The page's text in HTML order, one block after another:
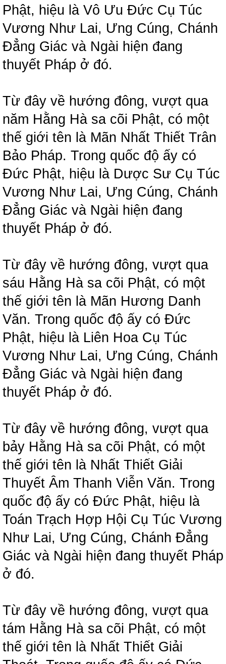
Phật, hiệu là Vô Ưu Đức Cụ Túc
Vương Như Lai, Ưng Cúng, Chánh
Đẳng Giác và Ngài hiện đang
thuyết Pháp ở đó.
Từ đây về hướng đông, vượt qua
năm Hằng Hà sa cõi Phật, có một
thế giới tên là Mãn Nhất Thiết Trân
Bảo Pháp. Trong quốc độ ấy có
Đức Phật, hiệu là Dược Sư Cụ Túc
Vương Như Lai, Ưng Cúng, Chánh
Đẳng Giác và Ngài hiện đang
thuyết Pháp ở đó.
Từ đây về hướng đông, vượt qua
sáu Hằng Hà sa cõi Phật, có một
thế giới tên là Mãn Hương Danh
Văn. Trong quốc độ ấy có Đức
Phật, hiệu là Liên Hoa Cụ Túc
Vương Như Lai, Ưng Cúng, Chánh
Đẳng Giác và Ngài hiện đang
thuyết Pháp ở đó.
Từ đây về hướng đông, vượt qua
bảy Hằng Hà sa cõi Phật, có một
thế giới tên là Nhất Thiết Giải
Thuyết Âm Thanh Viễn Văn. Trong
quốc độ ấy có Đức Phật, hiệu là
Toán Trạch Hợp Hội Cụ Túc Vương
Như Lai, Ưng Cúng, Chánh Đẳng
Giác và Ngài hiện đang thuyết Pháp
ở đó.
Từ đây về hướng đông, vượt qua
tám Hằng Hà sa cõi Phật, có một
thế giới tên là Nhất Thiết Giải